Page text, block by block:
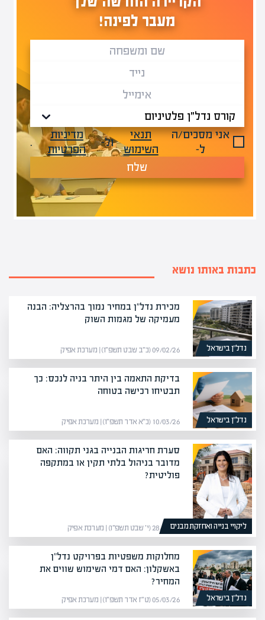
מעבר לפינה!
אני מסכים/ה
ל-
תנאי
השימוש
ול-
מדיניות
הפרטיות
.
שלח
כתבות באותו נושא
נדל”ן בישראל
מכירת נדל"ן במחיר נמוך בהרצליה: הבנה
מעמיקה של מגמות השוק
09/02/26 (כ״ב שבט תשפ״ו) | מערכת אפיק
נדל”ן בישראל
בדיקת התאמה בין היתר בניה לנכס: כך
תבטיחו רכישה בטוחה
10/03/26 (כ״א אדר תשפ״ו) | מערכת אפיק
ליקויי בנייה ואחזקת מבנים
סערת חריגות הבנייה בגני תקווה: האם
מדובר בניהול בלתי תקין או במתקפה
פוליטית?
28/01/26 (י׳ שבט תשפ״ו) | מערכת אפיק
נדל”ן בישראל
מחלוקות משפטיות בפרויקט נדל"ן
באשקלון: האם דמי השימוש שווים את
המחיר?
05/03/26 (ט״ז אדר תשפ״ו) | מערכת אפיק